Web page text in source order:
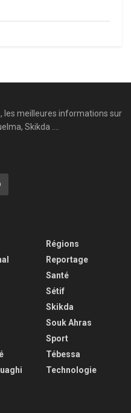
les meilleures informations sur
Skikda ....
Régions
Reportage
Santé
Sétif
Skikda
Souk Ahras
Sport
Tébessa
Technologie